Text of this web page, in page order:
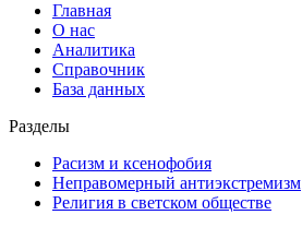
Главная
О нас
Аналитика
Справочник
База данных
Разделы
Расизм и ксенофобия
Неправомерный антиэкстремизм
Религия в светском обществе